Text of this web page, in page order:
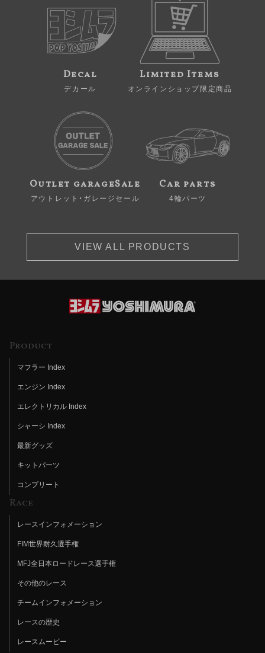
Decal
デカール
Limited Items
オンラインショップ限定商品
Outlet garageSale
アウトレット・ガレージセール
Car parts
4輪パーツ
VIEW ALL PRODUCTS
Product
マフラー Index
エンジン Index
エレクトリカル Index
シャーシ Index
最新グッズ
キットパーツ
コンプリート
Race
レースインフォメーション
FIM世界耐久選手権
MFJ全日本ロードレース選手権
その他のレース
チームインフォメーション
レースの歴史
レースムービー